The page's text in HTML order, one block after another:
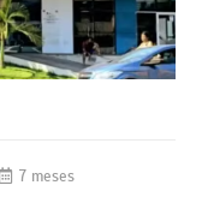
7 meses